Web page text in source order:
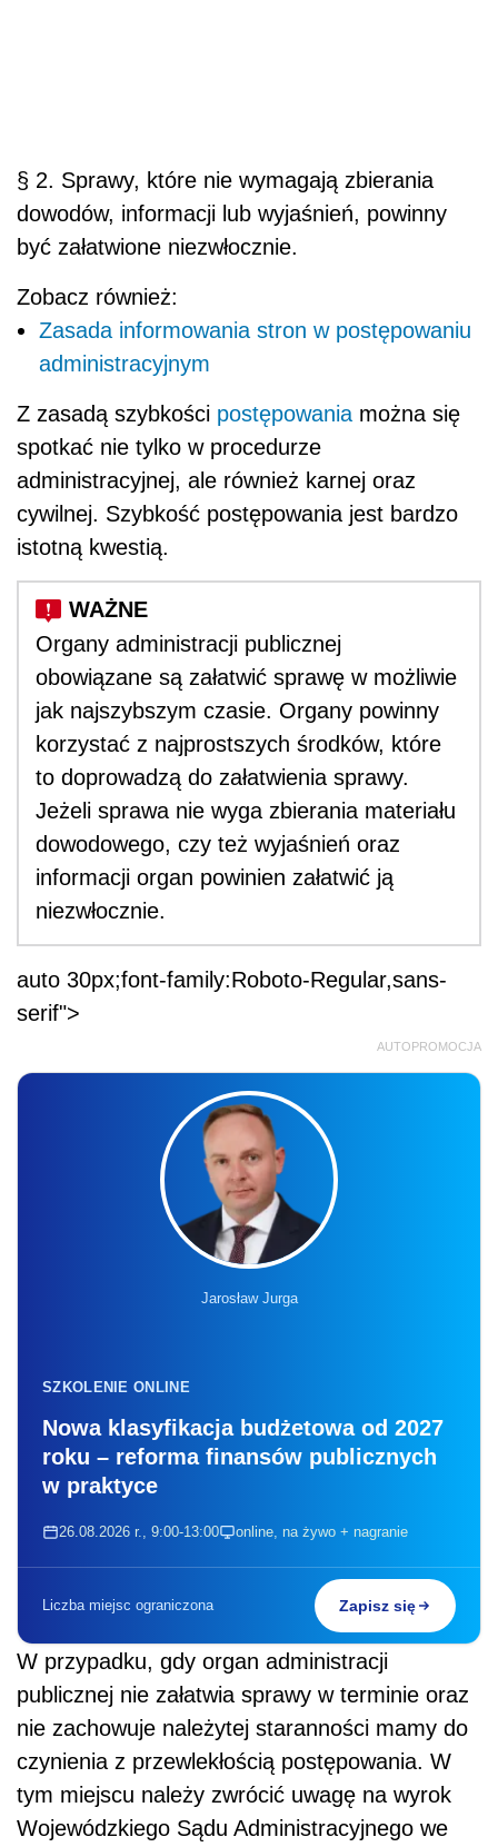
§ 2. Sprawy, które nie wymagają zbierania
dowodów, informacji lub wyjaśnień, powinny
być załatwione niezwłocznie.
Zobacz również:
Zasada informowania stron w postępowaniu
administracyjnym
Z zasadą szybkości postępowania można się
spotkać nie tylko w procedurze
administracyjnej, ale również karnej oraz
cywilnej. Szybkość postępowania jest bardzo
istotną kwestią.
Organy administracji publicznej
obowiązane są załatwić sprawę w możliwie
jak najszybszym czasie. Organy powinny
korzystać z najprostszych środków, które
to doprowadzą do załatwienia sprawy.
Jeżeli sprawa nie wyga zbierania materiału
dowodowego, czy też wyjaśnień oraz
informacji organ powinien załatwić ją
niezwłocznie.
auto 30px;font-family:Roboto-Regular,sans-
serif">
AUTOPROMOCJA
Jarosław Jurga
SZKOLENIE ONLINE
Nowa klasyfikacja budżetowa od 2027
roku – reforma finansów publicznych
w praktyce
26.08.2026 r., 9:00-13:00 online, na żywo + nagranie
Liczba miejsc ograniczona Zapisz się
W przypadku, gdy organ administracji
publicznej nie załatwia sprawy w terminie oraz
nie zachowuje należytej staranności mamy do
czynienia z przewlekłością postępowania. W
tym miejscu należy zwrócić uwagę na wyrok
Wojewódzkiego Sądu Administracyjnego we